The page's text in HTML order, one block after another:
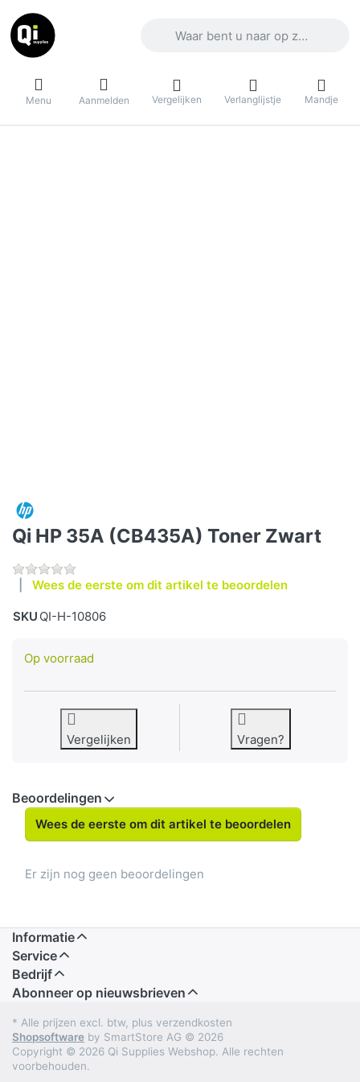
Menu Aanmelden Vergelijken Verlanglijstje Mandje
Qi HP 35A (CB435A) Toner Zwart
Wees de eerste om dit artikel te beoordelen
SKU QI-H-10806
Op voorraad
Vergelijken Vragen?
Beoordelingen
Wees de eerste om dit artikel te beoordelen
Er zijn nog geen beoordelingen
Informatie
Service
Bedrijf
Abonneer op nieuwsbrieven
* Alle prijzen excl. btw, plus verzendkosten
Shopsoftware by SmartStore AG © 2026
Copyright © 2026 Qi Supplies Webshop. Alle rechten
voorbehouden.